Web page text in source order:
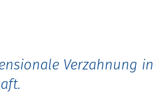
Verzahnung in